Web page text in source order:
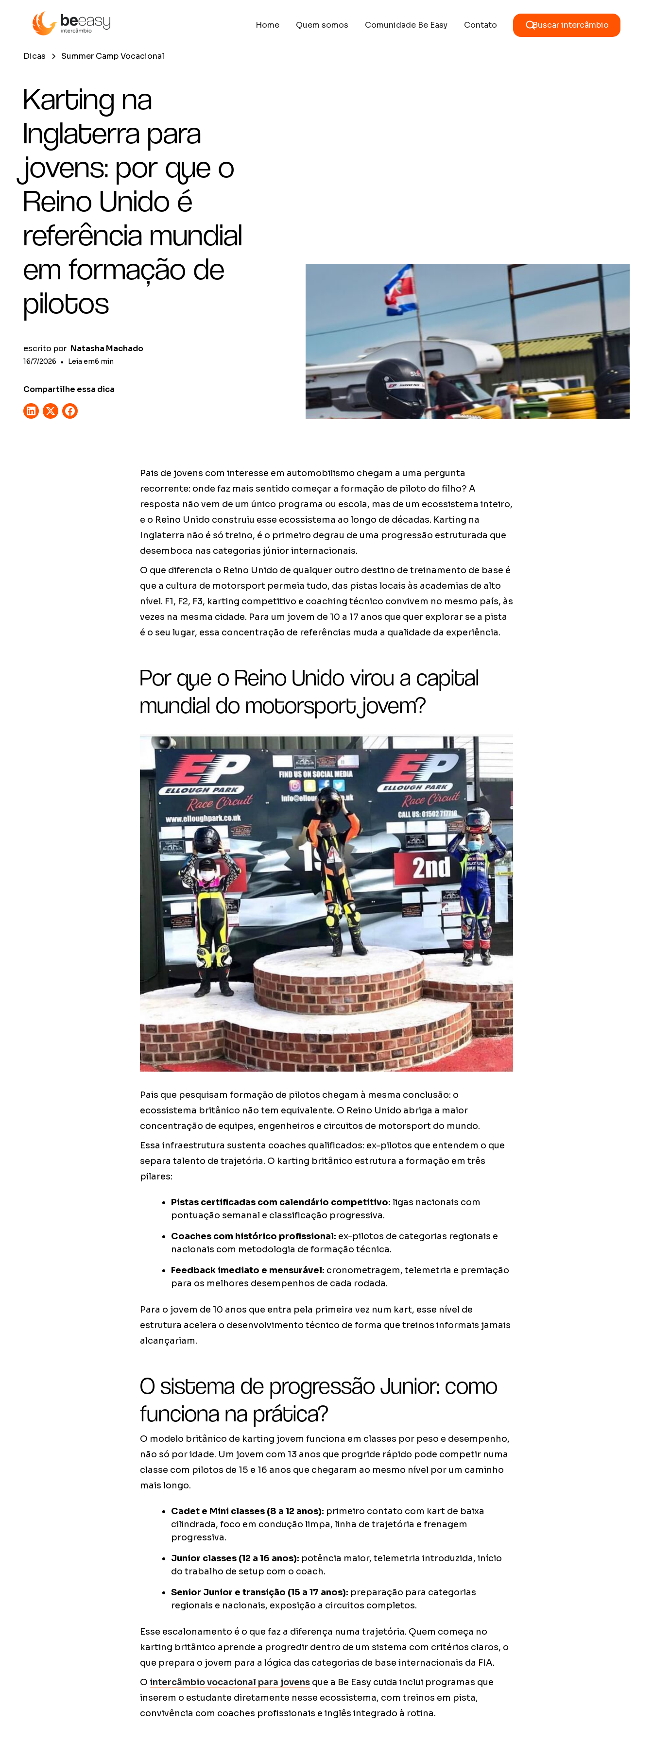
Home Quem somos Comunidade Be Easy Contato Buscar intercâmbio
Dicas Summer Camp Vocacional
Karting na
Inglaterra para
jovens: por que o
Reino Unido é
referência mundial
em formação de
pilotos
escrito por Natasha Machado
16/7/2026 • Leia em6 min
Compartilhe essa dica
Pais de jovens com interesse em automobilismo chegam a uma pergunta
recorrente: onde faz mais sentido começar a formação de piloto do filho? A
resposta não vem de um único programa ou escola, mas de um ecossistema inteiro,
e o Reino Unido construiu esse ecossistema ao longo de décadas. Karting na
Inglaterra não é só treino, é o primeiro degrau de uma progressão estruturada que
desemboca nas categorias júnior internacionais.
O que diferencia o Reino Unido de qualquer outro destino de treinamento de base é
que a cultura de motorsport permeia tudo, das pistas locais às academias de alto
nível. F1, F2, F3, karting competitivo e coaching técnico convivem no mesmo país, às
vezes na mesma cidade. Para um jovem de 10 a 17 anos que quer explorar se a pista
é o seu lugar, essa concentração de referências muda a qualidade da experiência.
Por que o Reino Unido virou a capital
mundial do motorsport jovem?
Pais que pesquisam formação de pilotos chegam à mesma conclusão: o
ecossistema britânico não tem equivalente. O Reino Unido abriga a maior
concentração de equipes, engenheiros e circuitos de motorsport do mundo.
Essa infraestrutura sustenta coaches qualificados: ex-pilotos que entendem o que
separa talento de trajetória. O karting britânico estrutura a formação em três
pilares:
Pistas certificadas com calendário competitivo: ligas nacionais com
pontuação semanal e classificação progressiva.
Coaches com histórico profissional: ex-pilotos de categorias regionais e
nacionais com metodologia de formação técnica.
Feedback imediato e mensurável: cronometragem, telemetria e premiação
para os melhores desempenhos de cada rodada.
Para o jovem de 10 anos que entra pela primeira vez num kart, esse nível de
estrutura acelera o desenvolvimento técnico de forma que treinos informais jamais
alcançariam.
O sistema de progressão Junior: como
funciona na prática?
O modelo britânico de karting jovem funciona em classes por peso e desempenho,
não só por idade. Um jovem com 13 anos que progride rápido pode competir numa
classe com pilotos de 15 e 16 anos que chegaram ao mesmo nível por um caminho
mais longo.
Cadet e Mini classes (8 a 12 anos): primeiro contato com kart de baixa
cilindrada, foco em condução limpa, linha de trajetória e frenagem
progressiva.
Junior classes (12 a 16 anos): potência maior, telemetria introduzida, início
do trabalho de setup com o coach.
Senior Junior e transição (15 a 17 anos): preparação para categorias
regionais e nacionais, exposição a circuitos completos.
Esse escalonamento é o que faz a diferença numa trajetória. Quem começa no
karting britânico aprende a progredir dentro de um sistema com critérios claros, o
que prepara o jovem para a lógica das categorias de base internacionais da FIA.
O intercâmbio vocacional para jovens que a Be Easy cuida inclui programas que
inserem o estudante diretamente nesse ecossistema, com treinos em pista,
convivência com coaches profissionais e inglês integrado à rotina.